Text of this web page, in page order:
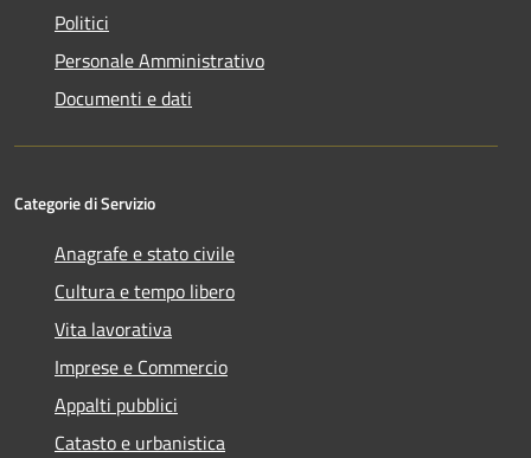
Politici
Personale Amministrativo
Documenti e dati
Categorie di Servizio
Anagrafe e stato civile
Cultura e tempo libero
Vita lavorativa
Imprese e Commercio
Appalti pubblici
Catasto e urbanistica